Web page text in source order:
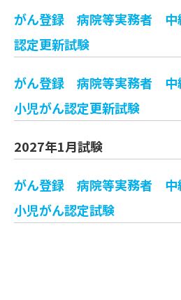
がん登録 病院等実務者 中
認定更新試験
がん登録 病院等実務者 中
小児がん認定更新試験
2027年1月試験
がん登録 病院等実務者 中
小児がん認定試験